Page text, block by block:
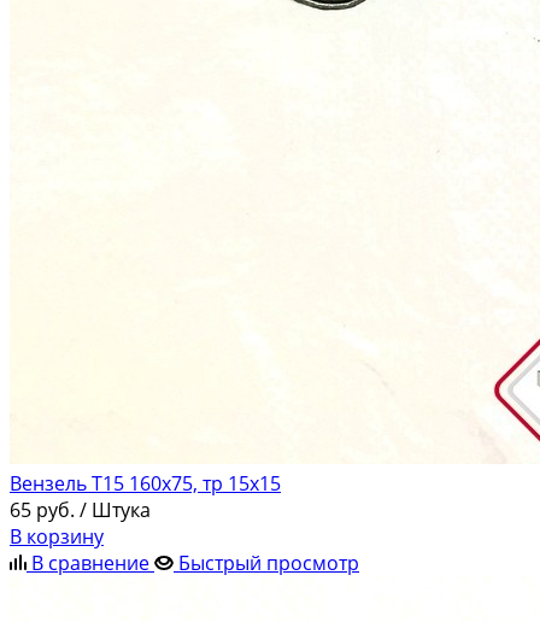
Вензель Т15 160х75, тр 15х15
65 руб. / Штука
В корзину
В сравнение
Быстрый просмотр